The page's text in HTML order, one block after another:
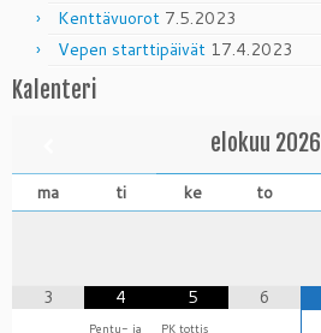
Kenttävuorot 7.5.2023
Vepen starttipäivät 17.4.2023
Kalenteri
elokuu 2026
ma ti ke to
3 4
Pentu- ja
5
PK tottis
6